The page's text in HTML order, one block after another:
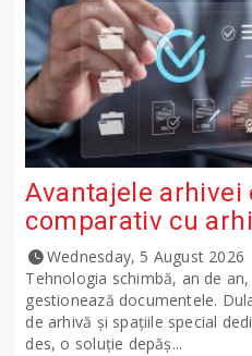
Avantajele arhivei
comparativ cu
Wednesday, 5 August 2026
Tehnologia schimbă, an de
gestionează documentele.
de arhivă și spațiile special
des, o soluție depăș...